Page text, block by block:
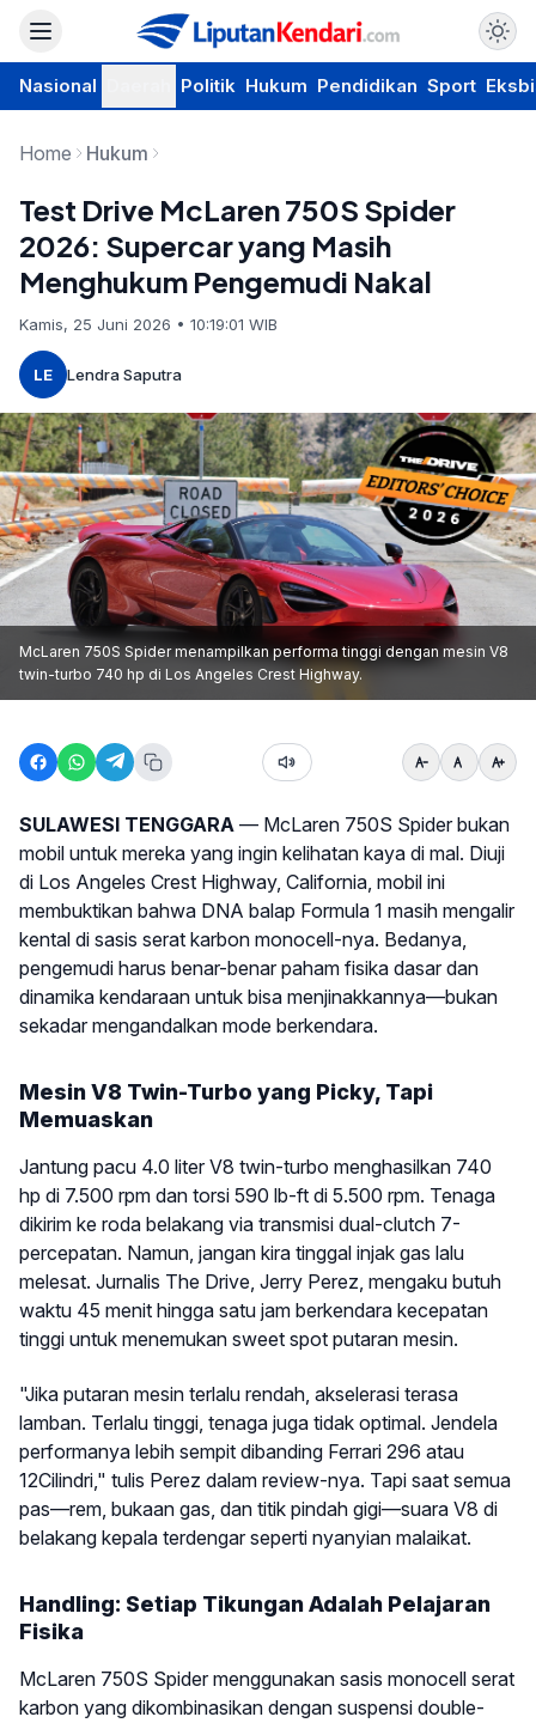
Nasional Politik Hukum Pendidikan Sport
Home Hukum
Test Drive McLaren 750S Spider
2026: Supercar yang Masih
Menghukum Pengemudi Nakal
Kamis, 25 Juni 2026 • 10:19:01 WIB
LE Lendra Saputra
McLaren 750S Spider menampilkan performa tinggi dengan mesin V8
twin-turbo 740 hp di Los Angeles Crest Highway.
SULAWESI TENGGARA — McLaren 750S Spider bukan
mobil untuk mereka yang ingin kelihatan kaya di mal. Diuji
di Los Angeles Crest Highway, California, mobil ini
membuktikan bahwa DNA balap Formula 1 masih mengalir
kental di sasis serat karbon monocell-nya. Bedanya,
pengemudi harus benar-benar paham fisika dasar dan
dinamika kendaraan untuk bisa menjinakkannya—bukan
sekadar mengandalkan mode berkendara.
Mesin V8 Twin-Turbo yang Picky, Tapi
Memuaskan
Jantung pacu 4.0 liter V8 twin-turbo menghasilkan 740
hp di 7.500 rpm dan torsi 590 lb-ft di 5.500 rpm. Tenaga
dikirim ke roda belakang via transmisi dual-clutch 7-
percepatan. Namun, jangan kira tinggal injak gas lalu
melesat. Jurnalis The Drive, Jerry Perez, mengaku butuh
waktu 45 menit hingga satu jam berkendara kecepatan
tinggi untuk menemukan sweet spot putaran mesin.
"Jika putaran mesin terlalu rendah, akselerasi terasa
lamban. Terlalu tinggi, tenaga juga tidak optimal. Jendela
performanya lebih sempit dibanding Ferrari 296 atau
12Cilindri," tulis Perez dalam review-nya. Tapi saat semua
pas—rem, bukaan gas, dan titik pindah gigi—suara V8 di
belakang kepala terdengar seperti nyanyian malaikat.
Handling: Setiap Tikungan Adalah Pelajaran
Fisika
McLaren 750S Spider menggunakan sasis monocell serat
karbon yang dikombinasikan dengan suspensi double-